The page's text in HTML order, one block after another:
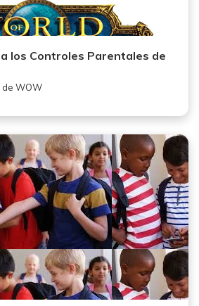
los Controles Parentales de
de WOW